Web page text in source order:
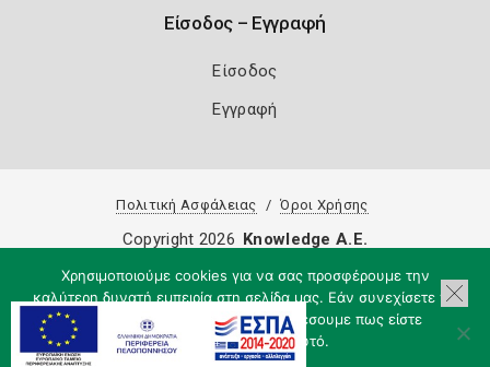
Είσοδος – Εγγραφή
Είσοδος
Εγγραφή
Πολιτική Ασφάλειας Όροι Χρήσης
Χρησιμοποιούμε cookies για να σας προσφέρουμε την
καλύτερη δυνατή εμπειρία στη σελίδα μας. Εάν συνεχίσετε να
χρησιμοποιείτε τη σελίδα, θα υποθέσουμε πως είστε
ικανοποιημένοι με αυτό.
Copyright 2026 Knowledge A.E.